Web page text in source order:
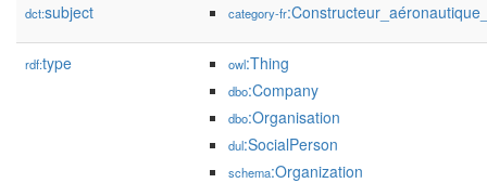
dct:subject category-fr
rdf:type owl:Thing
dbo:Company
dbo:Organisation
dul:SocialPerson
schema:Organization